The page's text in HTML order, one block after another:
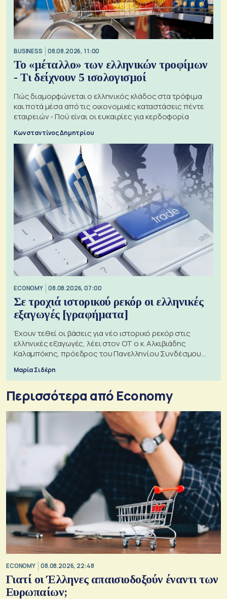
BUSINESS 08.08.2026, 11:00
Το «μέταλλο» των ελληνικών τροφίμων
- Τι δείχνουν 5 ισολογισμοί
Πώς διαμορφώνεται ο ελληνικός κλάδος στα τρόφιμα
και ποτά μέσα από τις οικονομικές καταστάσεις πέντε
εταιρειών - Πού είναι οι ευκαιρίες για κερδοφορία
Κωνσταντίνος Δημητρίου
ECONOMY 08.08.2026, 07:00
Σε τροχιά ιστορικού ρεκόρ οι ελληνικές
εξαγωγές [γραφήματα]
Έχουν τεθεί οι βάσεις για νέο ιστορικό ρεκόρ στις
ελληνικές εξαγωγές, λέει στον ΟΤ ο κ. Αλκιβιάδης
Καλαμπόκης, πρόεδρος του Πανελληνίου Συνδέσμου
Μαρία Σιδέρη
Περισσότερα από Economy
ECONOMY 08.08.2026, 22:48
Γιατί οι Έλληνες απαισιοδοξούν έναντι των
Ευρωπαίων;